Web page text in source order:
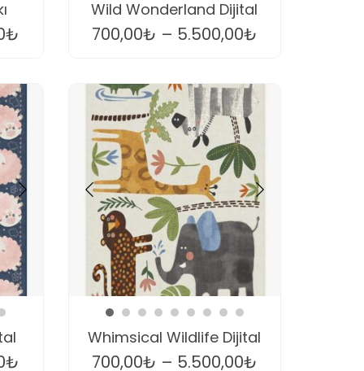
₺
Wild Wonderland Dijital
700,00₺ – 5.500,00₺
₺
Whimsical Wildlife Dijital
700,00₺ – 5.500,00₺